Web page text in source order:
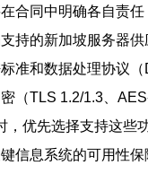
合同中明确各自责任
持的新加坡服务器
准和数据处理协议（
（TLS 1.2/1.3、
优先选择支持这些
信息系统的可用性